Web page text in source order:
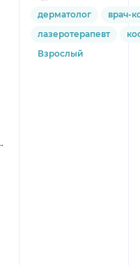
дерматолог
врач-
лазеротерапевт
Взрослый